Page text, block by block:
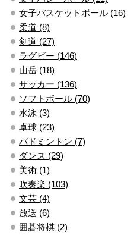
女子バスケットボール (16)
柔道 (8)
剣道 (27)
ラグビー (146)
山岳 (18)
サッカー (136)
ソフトボール (70)
水泳 (3)
卓球 (23)
バドミントン (7)
ダンス (29)
美術 (1)
吹奏楽 (103)
文芸 (4)
放送 (6)
囲碁将棋 (2)